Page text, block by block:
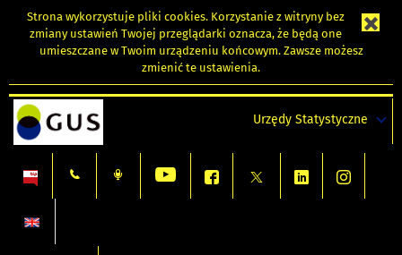
Strona wykorzystuje pliki cookies. Korzystanie z witryny bez
zmiany ustawień Twojej przeglądarki oznacza, że będą one
umieszczane w Twoim urządzeniu końcowym. Zawsze możesz
zmienić te ustawienia.
Urzędy Statystyczne